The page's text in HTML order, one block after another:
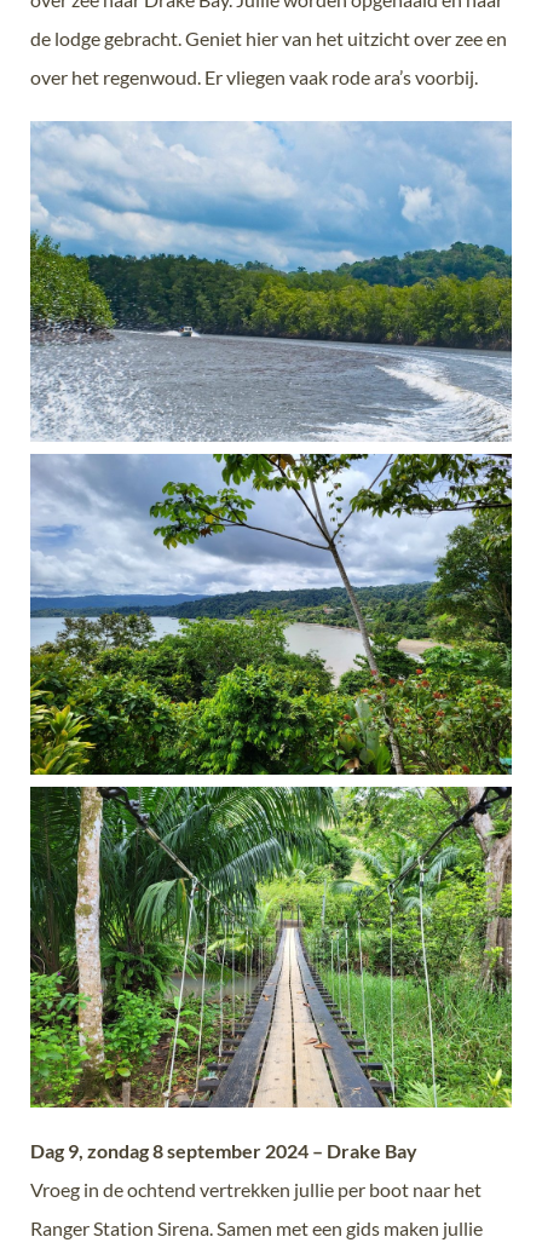
de lodge gebracht. Geniet hier van het uitzicht over zee en
over het regenwoud. Er vliegen vaak rode ara’s voorbij.
Dag 9, zondag 8 september 2024 – Drake Bay
Vroeg in de ochtend vertrekken jullie per boot naar het
Ranger Station Sirena. Samen met een gids maken jullie